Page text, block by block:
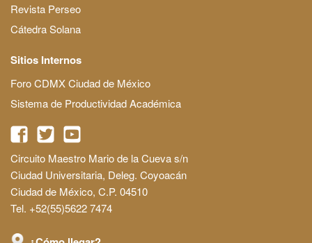
Revista Perseo
Cátedra Solana
Sitios Internos
Foro CDMX Ciudad de México
Sistema de Productividad Académica
Circuito Maestro Mario de la Cueva s/n
Ciudad Universitaria, Deleg. Coyoacán
Ciudad de México, C.P. 04510
Tel. +52(55)5622 7474